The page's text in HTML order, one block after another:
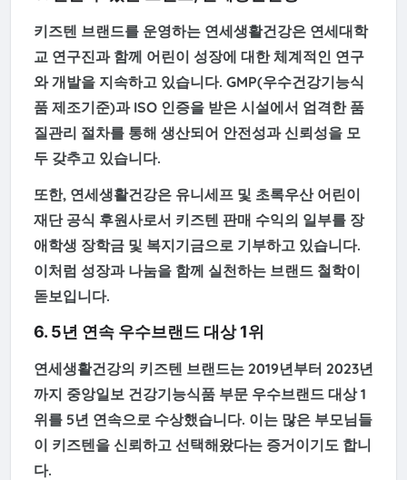
키즈텐 브랜드를 운영하는 연세생활건강은 연세대학
교 연구진과 함께 어린이 성장에 대한 체계적인 연구
와 개발을 지속하고 있습니다. GMP(우수건강기능식
품 제조기준)과 ISO 인증을 받은 시설에서 엄격한 품
질관리 절차를 통해 생산되어 안전성과 신뢰성을 모
두 갖추고 있습니다.
또한, 연세생활건강은 유니세프 및 초록우산 어린이
재단 공식 후원사로서 키즈텐 판매 수익의 일부를 장
애학생 장학금 및 복지기금으로 기부하고 있습니다.
이처럼 성장과 나눔을 함께 실천하는 브랜드 철학이
돋보입니다.
6. 5년 연속 우수브랜드 대상 1위
연세생활건강의 키즈텐 브랜드는 2019년부터 2023년
까지 중앙일보 건강기능식품 부문 우수브랜드 대상 1
위를 5년 연속으로 수상했습니다. 이는 많은 부모님들
이 키즈텐을 신뢰하고 선택해왔다는 증거이기도 합니
다.